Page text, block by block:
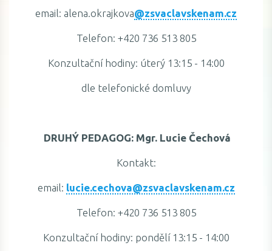
email: alena.okrajkova@zsvaclavskenam.cz
Telefon: +420 736 513 805
Konzultační hodiny: úterý 13:15 - 14:00
dle telefonické domluvy
DRUHÝ PEDAGOG: Mgr. Lucie Čechová
Kontakt:
email: lucie.cechova@zsvaclavskenam.cz
Telefon: +420 736 513 805
Konzultační hodiny: pondělí 13:15 - 14:00